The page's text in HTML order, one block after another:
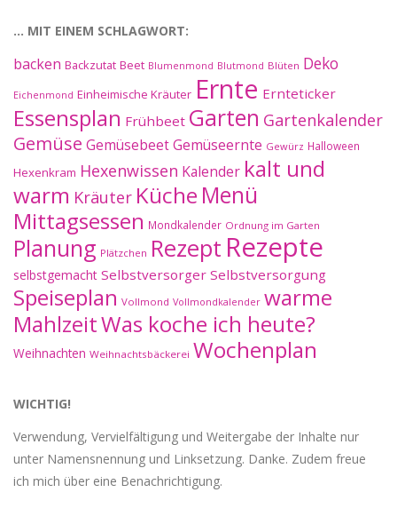
… MIT EINEM SCHLAGWORT:
backen Backzutat Beet Blumenmond Blutmond Blüten Deko
Eichenmond Einheimische Kräuter Ernte Ernteticker
Essensplan Frühbeet Garten Gartenkalender
Gemüse GemüsebeetGemüseernte Gewürz Halloween
Hexenkram Hexenwissen Kalender kalt und
warm Kräuter Küche Menü
Mittagsessen Mondkalender Ordnung im Garten
Planung Plätzchen Rezept Rezepte
selbstgemacht Selbstversorger Selbstversorgung
Speiseplan Vollmond Vollmondkalender warme
MahlzeitWas koche ich heute?
Weihnachten Weihnachtsbäckerei Wochenplan
WICHTIG!
Verwendung, Vervielfältigung und Weitergabe der Inhalte nur
unter Namensnennung und Linksetzung. Danke. Zudem freue
ich mich über eine Benachrichtigung.